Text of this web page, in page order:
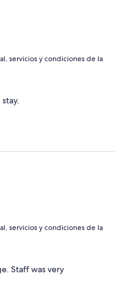
servicios y condiciones de la
servicios y condiciones de la
Staff was very